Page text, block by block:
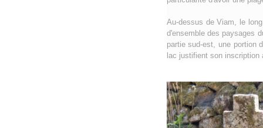
Au-dessus de Viam, le
d'ensemble des paysages
partie sud-est, une portion
lac justifient son inscription